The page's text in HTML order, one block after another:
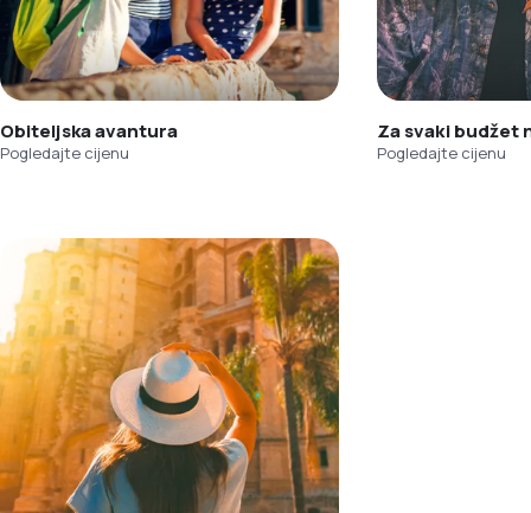
Obiteljska avantura
Pogledajte cijenu
Za svaki budžet
Pogledajte cijenu